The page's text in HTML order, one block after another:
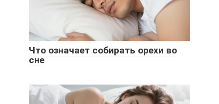
Что означает собирать орехи во
сне